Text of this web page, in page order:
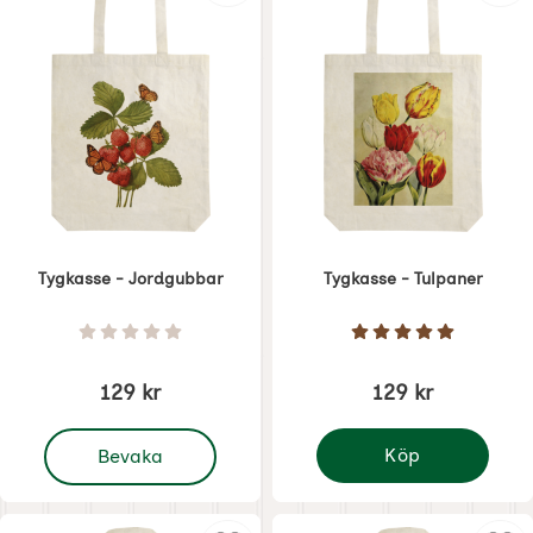
Tygkasse - Jordgubbar
Art. nr 8727 Betyg: 0 Stjärnor av 5
129 kr
Bevaka
, Tygkasse - Jordgubbar
Tygkasse - Tulpaner
Art. nr 8728 Betyg: 5 Stjärnor
129 kr
Köp
Tygkasse - Tulpaner